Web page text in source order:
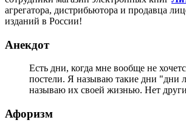
агрегатора, дистрибьютора и продавца
изданий в России!
Анекдот
Есть дни, когда мне вообще не
постели. Я называю такие дни "дни
называю их своей жизнью. Нет
Афоризм